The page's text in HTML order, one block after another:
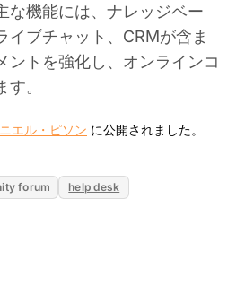
な機能には、ナレッジベー
イブチャット、CRMが含ま
ントを強化し、オンラインコ
。
エル・ピソン に公開されました。
forum
help desk